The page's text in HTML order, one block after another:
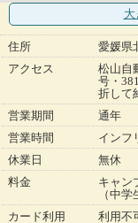
住所
愛媛県
アクセス
松山自
号・
折して
営業期間
通年
営業時間
インフ
休業日
無休
料金
キャン
（中
カード利用
利用不